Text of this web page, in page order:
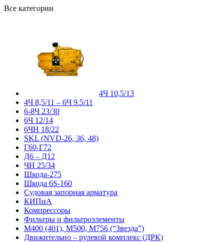
Все категории
4Ч 10,5/13
4Ч 8,5/11 – 6Ч 9.5/11
6-8Ч 23/30
6Ч 12/14
6ЧН 18/22
SKL (NVD-26, 36, 48)
Г60-Г72
Д6 – Д12
ЧН 25/34
Шкода-275
Шкода 6S-160
Судовая запорная арматура
КИПиА
Компрессоры
Фильтры и фильтроэлементы
М400 (401), М500, М756 (“Звезда”)
Движительно – рулевой комплекс (ДРК)